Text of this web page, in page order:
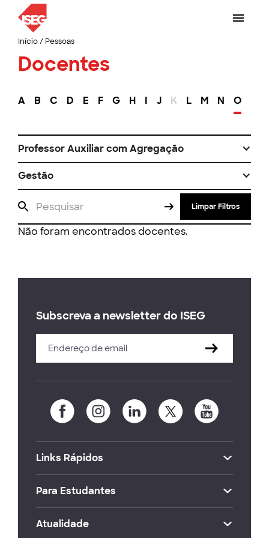
Início/ Pessoas
Docentes
A B C D E F G H I J K L M N O
Professor Auxiliar com Agregação
Gestão
Limpar Filtros
Não foram encontrados docentes.
Subscreva a newsletter do ISEG
Links Rápidos
Para Estudantes
Atualidade